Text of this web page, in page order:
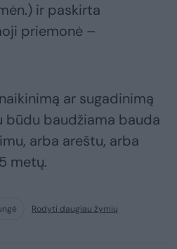
ir paskirta
priemonė –
ar sugadinimą
būdu baudžiama bauda
arba areštu, arba
metų.
Rodyti daugiau žymių